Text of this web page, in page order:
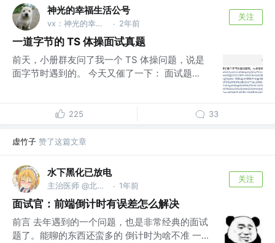
神光的幸福生活公号
vx：神光的幸福生活 · 2年前
关注
一道字节的 TS 体操面试真题
前天，小册群友问了我一个 TS 体操问题，说是
面字节时遇到的。 今天又催了一下： 面试题...
225 33
虚竹子 赞了这篇文章
水下黑化已放电
主治医师 @北京协和精神病中心 · 1年前
关注
面试官：前端倒计时有误差怎么解决
前言 去年遇到的一个问题，也是非常经典的面试
题了。能聊的东西还蛮多的 倒计时为啥不准 一...